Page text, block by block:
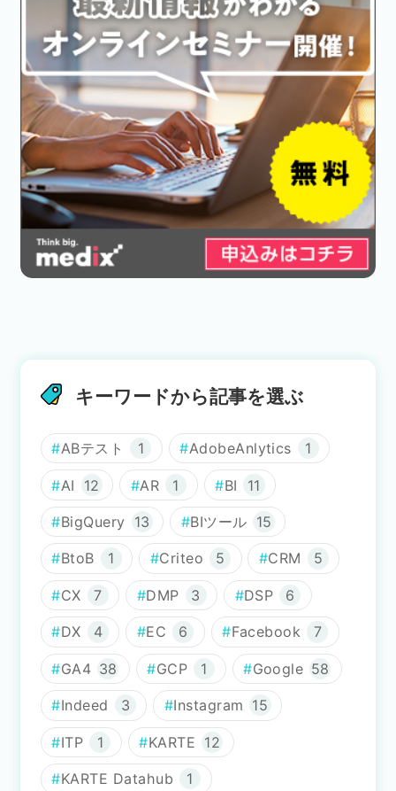
キーワードから記事を選ぶ
ABテスト 1 AdobeAnlytics 1
AI 12 AR 1 BI 11
BigQuery 13 BIツール 15
BtoB 1 Criteo 5 CRM 5
CX 7 DMP 3 DSP 6
DX 4 EC 6 Facebook 7
GA4 38 GCP 1 Google 58
Indeed 3 Instagram 15
ITP 1 KARTE 12
KARTE Datahub 1